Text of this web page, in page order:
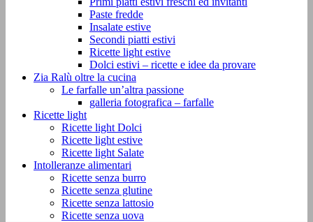
Paste fredde
Insalate estive
Secondi piatti estivi
Ricette light estive
Dolci estivi – ricette e idee da provare
Zia Ralù oltre la cucina
Le farfalle un’altra passione
galleria fotografica – farfalle
Ricette light
Ricette light Dolci
Ricette light estive
Ricette light Salate
Intolleranze alimentari
Ricette senza burro
Ricette senza glutine
Ricette senza lattosio
Ricette senza uova